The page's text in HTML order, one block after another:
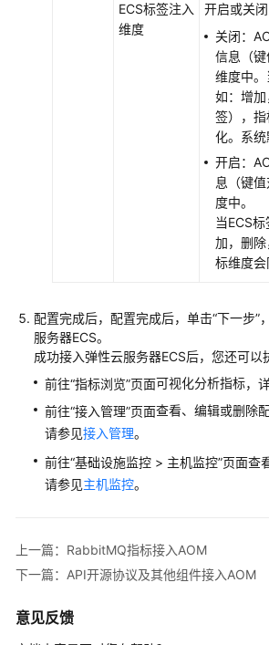
其
他
组
件
接
入
管
标
接
ECS标签注入
维度
开启或关闭
关闭：
信息（
维度中。
如：增
签），
化。系统
开启：
息（键
度中。
当ECS
加，删
标维度会
配置完成后，配置完成后，单击“下一步”
服务器ECS。
成功接入弹性云服务器ECS后，您还可以
前往“指标浏览”页面可视化分析指标，
前往“接入管理”页面查看、编辑或删除
请参见接入管理。
前往“基础设施监控 > 主机监控”页面查
请参见主机监控。
上一篇：RabbitMQ指标接入AOM
下一篇：API开源协议及其他组件接入AOM
意见反馈